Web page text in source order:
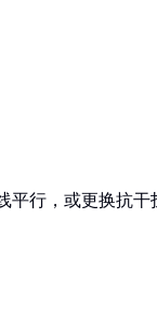
行，或更换抗干